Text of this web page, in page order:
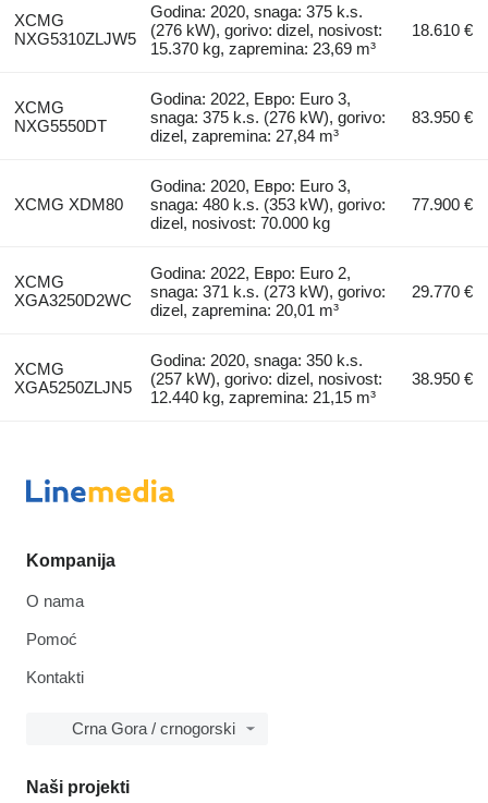
XCMG
NXG5310ZLJW5
Godina: 2020, snaga: 375 k.s.
(276 kW), gorivo: dizel, nosivost:
15.370 kg, zapremina: 23,69 m³
18.610 €
XCMG
NXG5550DT
Godina: 2022, Евро: Euro 3,
snaga: 375 k.s. (276 kW), gorivo:
dizel, zapremina: 27,84 m³
83.950 €
XCMG XDM80
Godina: 2020, Евро: Euro 3,
snaga: 480 k.s. (353 kW), gorivo:
dizel, nosivost: 70.000 kg
77.900 €
XCMG
XGA3250D2WC
Godina: 2022, Евро: Euro 2,
snaga: 371 k.s. (273 kW), gorivo:
dizel, zapremina: 20,01 m³
29.770 €
XCMG
XGA5250ZLJN5
Godina: 2020, snaga: 350 k.s.
(257 kW), gorivo: dizel, nosivost:
12.440 kg, zapremina: 21,15 m³
38.950 €
Kompanija
O nama
Pomoć
Kontakti
Crna Gora / crnogorski
Naši projekti